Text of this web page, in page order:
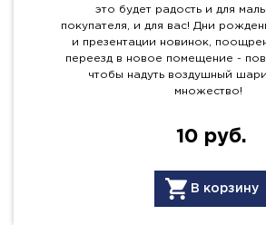
это будет радость и для
покупателя, и для вас! Дни
и презентации новинок,
переезд в новое помещение -
чтобы надуть воздушный
множество!
10 руб.
В корзину